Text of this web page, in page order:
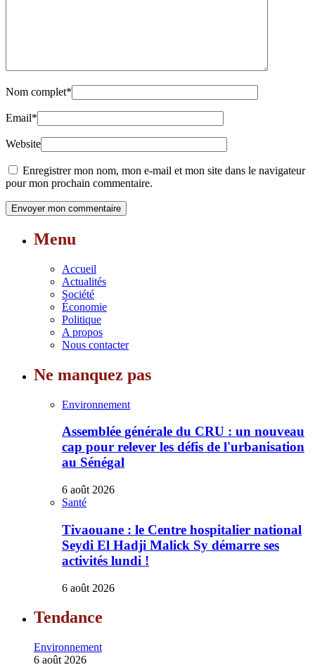
Nom complet*
Email*
Website
Enregistrer mon nom, mon e-mail et mon site dans le navigateur
pour mon prochain commentaire.
Menu
Accueil
Actualités
Société
Économie
Politique
A propos
Nous contacter
Ne manquez pas
Environnement
Assemblée générale du CRU : un nouveau
cap pour relever les défis de l'urbanisation
au Sénégal
6 août 2026
Santé
Tivaouane : le Centre hospitalier national
Seydi El Hadji Malick Sy démarre ses
activités lundi !
6 août 2026
Tendance
Environnement
6 août 2026